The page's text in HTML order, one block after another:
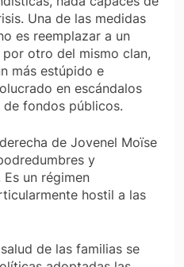
Una de las medidas
es reemplazar a un
otro del mismo clan,
más estúpido e
en escándalos
fondos públicos.
de Jovenel Moïse
y
un régimen
hostil a las
de las familias se